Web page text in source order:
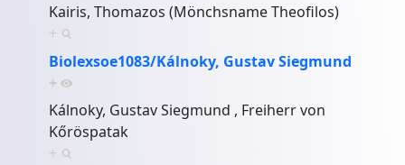
Kairis, Thomazos (Mönchsname Theofilos)
+
Biolexsoe1083/Kálnoky, Gustav Siegmund
+
Kálnoky, Gustav Siegmund , Freiherr von
Kőröspatak
+